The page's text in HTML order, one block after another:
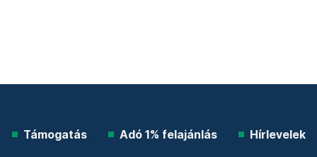
Támogatás Adó 1% felajánlás Hírlevelek